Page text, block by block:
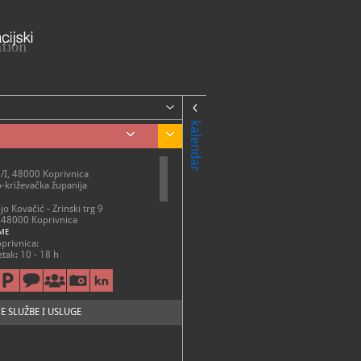
kalendar
I, 48000 Koprivnica
križevačka županija
Kovačić - Zrinski trg 9
Koprivnica
10 - 18 h
zatvoreno
Kovačić:
10 - 18 h
10 - 14 h
SLUŽBE I USLUGE